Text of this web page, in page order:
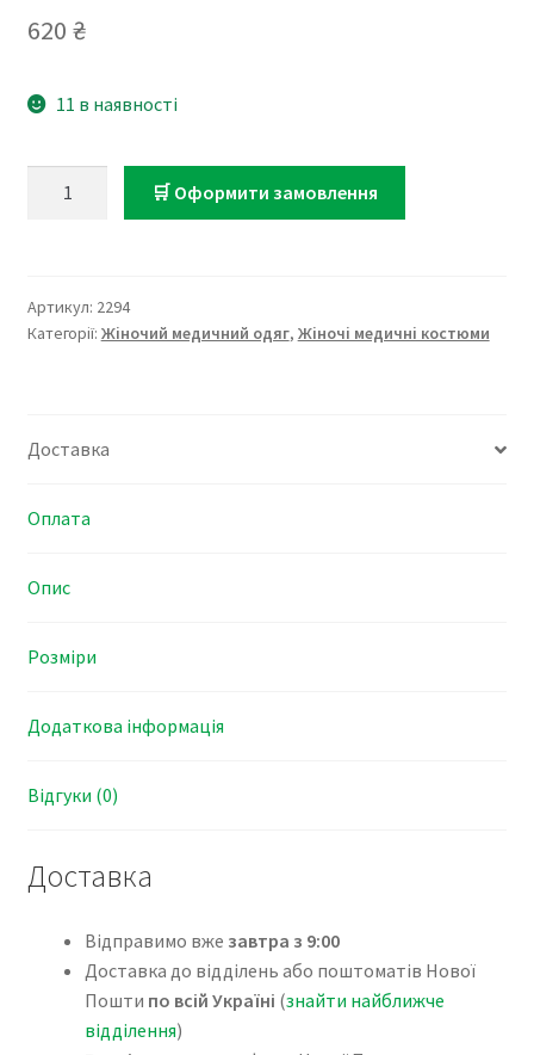
620 ₴
11 в наявності
кількість
🛒 Оформити замовлення
Артикул: 2294
Категорії: Жіночий медичний одяг, Жіночі медичні костюми
Доставка
Оплата
Опис
Розміри
Додаткова інформація
Відгуки (0)
Доставка
Відправимо вже завтра з 9:00
Доставка до відділень або поштоматів Нової
Пошти по всій Україні (знайти найближче
відділення)